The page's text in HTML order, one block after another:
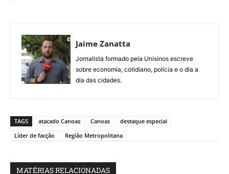
Jaime Zanatta
Jornalista formado pela Unisinos escreve
sobre economia, cotidiano, polícia e o dia a
dia das cidades.
TAGS atacado Canoas Canoas
destaque especial
Líder de facção
Região Metropolitana
MATÉRIAS RELACIONADAS